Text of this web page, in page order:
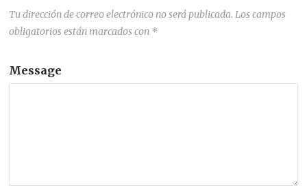
Tu dirección de correo electrónico no será publicada. Los campos
obligatorios están marcados con *
Message